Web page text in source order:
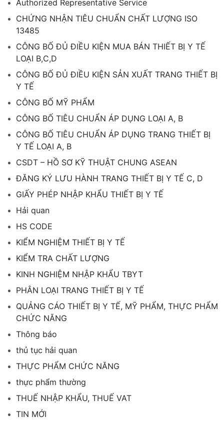
Authorized Representative Service
CHỨNG NHẬN TIÊU CHUẨN CHẤT LƯỢNG ISO
13485
CÔNG BỐ ĐỦ ĐIỀU KIỆN MUA BÁN THIẾT BỊ Y TẾ
LOẠI B,C,D
CÔNG BỐ ĐỦ ĐIỀU KIỆN SẢN XUẤT TRANG THIẾT BỊ
Y TẾ
CÔNG BỐ MỸ PHẨM
CÔNG BỐ TIÊU CHUẨN ÁP DỤNG LOẠI A, B
CÔNG BỐ TIÊU CHUẨN ÁP DỤNG TRANG THIẾT BỊ
Y TẾ LOẠI A, B
CSDT – HỒ SƠ KỸ THUẬT CHUNG ASEAN
ĐĂNG KÝ LƯU HÀNH TRANG THIẾT BỊ Y TẾ C, D
GIẤY PHÉP NHẬP KHẨU THIẾT BỊ Y TẾ
Hải quan
HS CODE
KIỂM NGHIỆM THIẾT BỊ Y TẾ
KIỂM TRA CHẤT LƯỢNG
KINH NGHIỆM NHẬP KHẨU TBYT
PHÂN LOẠI TRANG THIẾT BỊ Y TẾ
QUẢNG CÁO THIẾT BỊ Y TẾ, MỸ PHẨM, THỰC PHẨM
CHỨC NĂNG
Thông báo
thủ tục hải quan
THỰC PHẨM CHỨC NĂNG
thực phẩm thường
THUẾ NHẬP KHẨU, THUẾ VAT
TIN MỚI